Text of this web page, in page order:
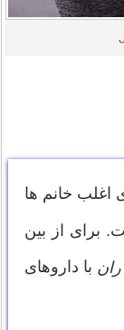
اغلب خانم ها
برای از بین
با داروهای